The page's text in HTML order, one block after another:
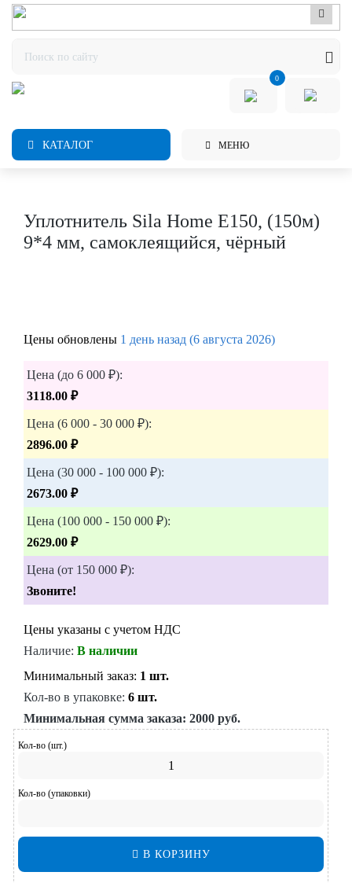
0
КАТАЛОГ МЕНЮ
Уплотнитель Sila Home E150, (150м)
9*4 мм, самоклеящийся, чёрный
Цены обновлены 1 день назад (6 августа 2026)
Цена (до 6 000 ₽):
3118.00 ₽
Цена (6 000 - 30 000 ₽):
2896.00 ₽
Цена (30 000 - 100 000 ₽):
2673.00 ₽
Цена (100 000 - 150 000 ₽):
2629.00 ₽
Цена (от 150 000 ₽):
Звоните!
Цены указаны с учетом НДС
Наличие: В наличии
Минимальный заказ: 1 шт.
Кол-во в упаковке: 6 шт.
Минимальная сумма заказа: 2000 руб.
Кол-во (шт.)
Кол-во (упаковки)
В КОРЗИНУ